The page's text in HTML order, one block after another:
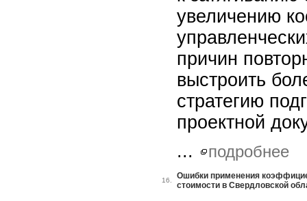
увеличению
причин
выстроить
стратегию
проектной
...
подробнее
16.
Ошибки применения
стоимости в Свердловской